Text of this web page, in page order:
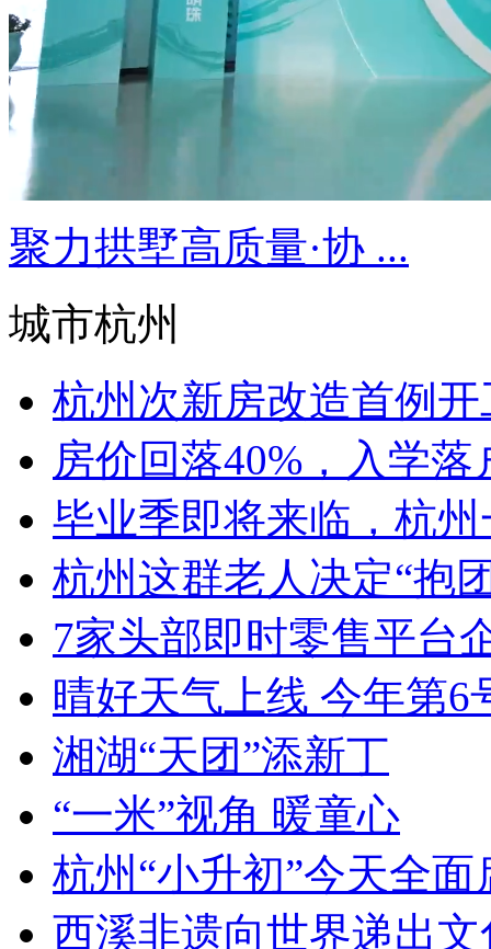
聚力拱墅高质量·协 ...
城市杭州
杭州次新房改造首例
房价回落40%，入学
毕业季即将来临，杭
杭州这群老人决定“抱
7家头部即时零售平台
晴好天气上线 今年第6
湘湖“天团”添新丁
“一米”视角 暖童心
杭州“小升初”今天全面
西溪非遗向世界递出